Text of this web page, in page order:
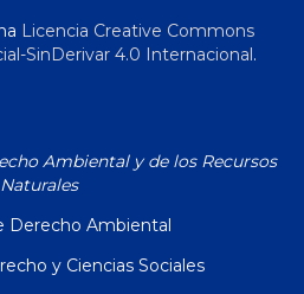
Licencia Creative Commons
SinDerivar 4.0 Internacional .
Ambiental y de los Recursos
Naturales
Derecho Ambiental
y Ciencias Sociales